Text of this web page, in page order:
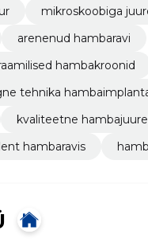
mikroskoobiga
arenenud hambaravi
hambakroonid
tehnika
kvaliteetne
hambaravis